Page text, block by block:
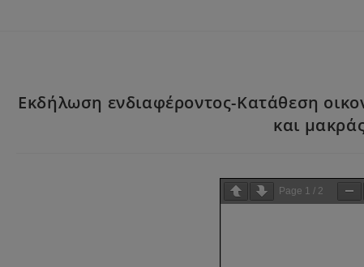
Εκδήλωση ενδιαφέροντος-Κατάθεση
και
Page 1 / 2